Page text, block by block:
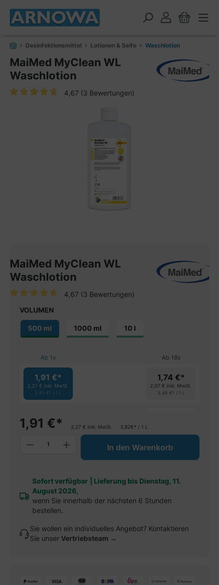
springen
Desinfektionsmittel Lotionen & Seife Waschlotion
MaiMed MyClean WL
Waschlotion
4,67 (3 Bewertungen)
MaiMed MyClean WL
Waschlotion
4,67 (3 Bewertungen)
VOLUMEN
500 ml 1000 ml 10 l
Ab 1 x
1,91 €*
2,27 € inkl. MwSt.
3,82 €* / 1 L
Ab 18x
1,74 €*
2,07 € inkl. MwSt.
3,48 €* / 1 L
Sofort verfügbar
Lieferung bis Dienstag, 11.
August 2026,
wenn Sie innerhalb der nächsten 6 Stunden
bestellen.
1,91 €* 2,27 € inkl. MwSt. 3,82€* / 1 L
Produkt Anzahl: Gib den
In den Warenkorb
Sie wollen ein individuelles Angebot? Kontaktieren
Sie unser Vertriebsteam →